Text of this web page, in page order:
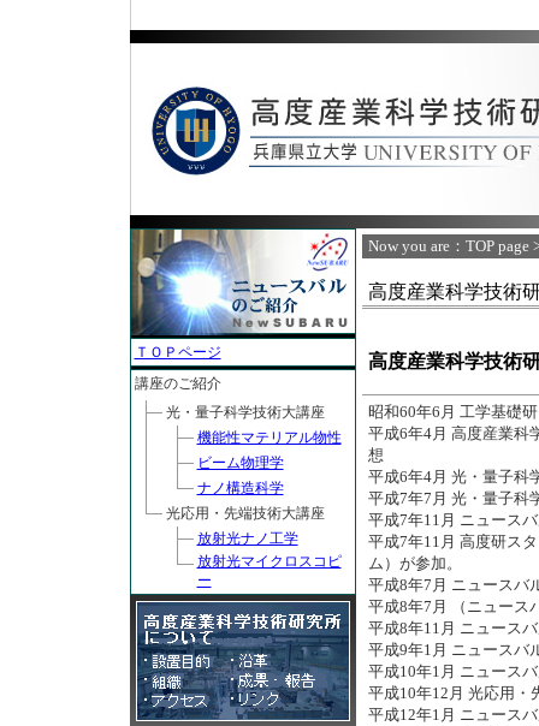
ＴＯＰページ
講座のご紹介
光・量子科学技術大講座
機能性マテリアル物性
ビーム物理学
ナノ構造科学
光応用・先端技術大講座
放射光ナノ工学
放射光マイクロスコピ
ー
Now you are： TOP page
高度産業科学技術
高度産業科学技術
昭和60年6月 工学基礎
平成6年4月 高度産業科
想
平成6年4月 光・量子科
平成7年7月 光・量子科
平成7年11月 ニュース
平成7年11月 高度研ス
ム）が参加。
平成8年7月 ニュースバ
平成8年7月 （ニュース
平成8年11月 ニュース
平成9年1月 ニュースバ
平成10年1月 ニュース
平成10年12月 光応用・
平成12年1月 ニュース